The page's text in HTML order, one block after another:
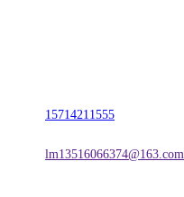
15714211555
lm13516066374@163.com